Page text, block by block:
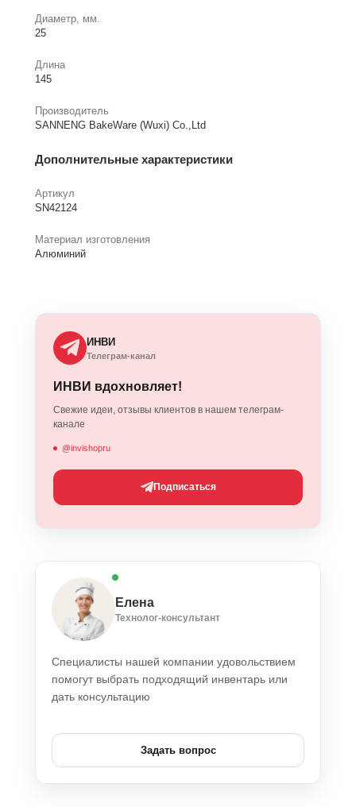
Диаметр, мм.
25
Длина
145
Производитель
SANNENG BakeWare (Wuxi) Co.,Ltd
Дополнительные характеристики
Артикул
SN42124
Материал изготовления
Алюминий
ИНВИ
Телеграм-канал
ИНВИ вдохновляет!
Свежие идеи, отзывы клиентов в нашем телеграм-
канале
@invishopru
Подписаться
Елена
Технолог-консультант
Специалисты нашей компании удовольствием
помогут выбрать подходящий инвентарь или
дать консультацию
Задать вопрос